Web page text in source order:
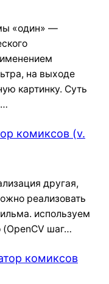
«один» —
на выходе
картинку. Суть
комиксов (v.
другая,
реализовать
используем
(OpenCV шаг…
комиксов